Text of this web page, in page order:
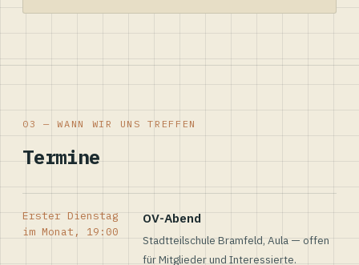
03 — WANN WIR UNS TREFFEN
Termine
Erster Dienstag
im Monat, 19:00
OV-Abend
Stadtteilschule Bramfeld, Aula — offen
für Mitglieder und Interessierte.